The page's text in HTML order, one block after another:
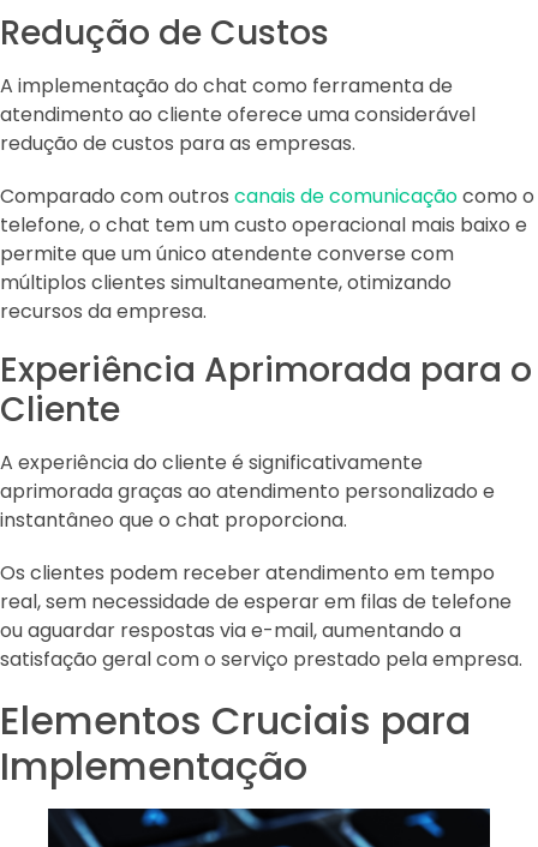
Redução de Custos
A implementação do chat como ferramenta de
atendimento ao cliente oferece uma considerável
redução de custos para as empresas.
Comparado com outros canais de comunicaçãocomo o
telefone, o chat tem um custo operacional mais baixo e
permite que um único atendente converse com
múltiplos clientes simultaneamente, otimizando
recursos da empresa.
Experiência Aprimorada para o
Cliente
A experiência do cliente é significativamente
aprimorada graças ao atendimento personalizado e
instantâneo que o chat proporciona.
Os clientes podem receber atendimento em tempo
real, sem necessidade de esperar em filas de telefone
ou aguardar respostas via e-mail, aumentando a
satisfação geral com o serviço prestado pela empresa.
Elementos Cruciais para
Implementação